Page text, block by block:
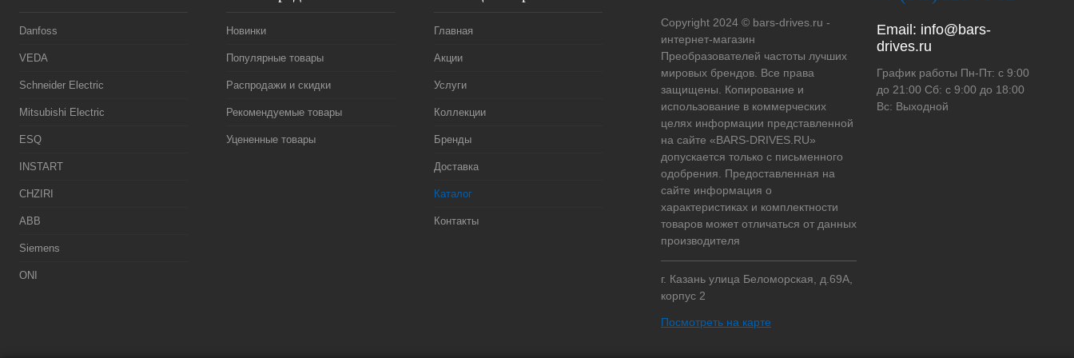
Danfoss
VEDA
Schneider Electric
Mitsubishi Electric
ESQ
INSTART
CHZIRI
ABB
Siemens
ONI
Новинки
Популярные товары
Распродажи и скидки
Рекомендуемые товары
Уцененные товары
Главная
Акции
Услуги
Коллекции
Бренды
Доставка
Каталог
Контакты
Copyright 2024 © bars-drives.ru -
интернет-магазин
Преобразователей частоты лучших
мировых брендов. Все права
защищены. Копирование и
использование в коммерческих
целях информации представленной
на сайте «BARS-DRIVES.RU»
допускается только с письменного
одобрения. Предоставленная на
сайте информация о
характеристиках и комплектности
товаров может отличаться от данных
производителя
г. Казань улица Беломорская, д.69А,
корпус 2
Посмотреть на карте
Email: info@bars-
drives.ru
График работы Пн-Пт: с 9:00
до 21:00 Сб: с 9:00 до 18:00
Вс: Выходной